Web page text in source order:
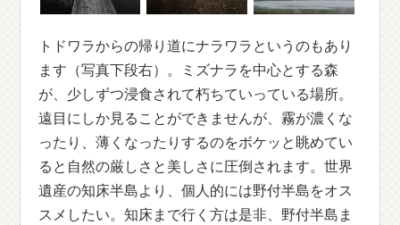
トドワラからの帰り道にナラワラというのもあり
ます（写真下段右）。ミズナラを中心とする森
が、少しずつ浸食されて朽ちていっている場所。
遠目にしか見ることができませんが、霧が濃くな
ったり、薄くなったりするのをボケッと眺めてい
ると自然の厳しさと美しさに圧倒されます。世界
遺産の知床半島より、個人的には野付半島をオス
スメしたい。知床まで行く方は是非、野付半島ま